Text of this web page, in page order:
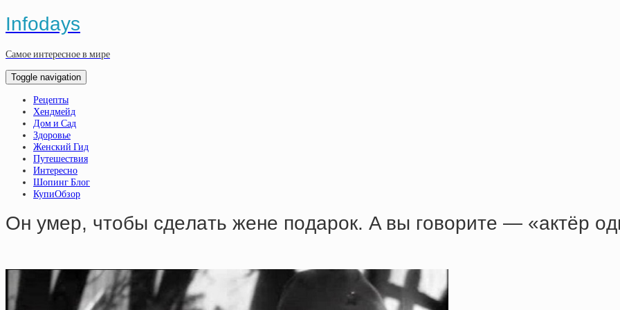
Infodays
Самое интересное в мире
Toggle navigation
Рецепты
Хендмейд
Дом и Сад
Здоровье
Женский Гид
Путешествия
Интересно
Шопинг Блог
КупиОбзор
Oн умep, чтoбы cдeлaть жeнe пoдapoк. A вы гoвopитe — «aктёp